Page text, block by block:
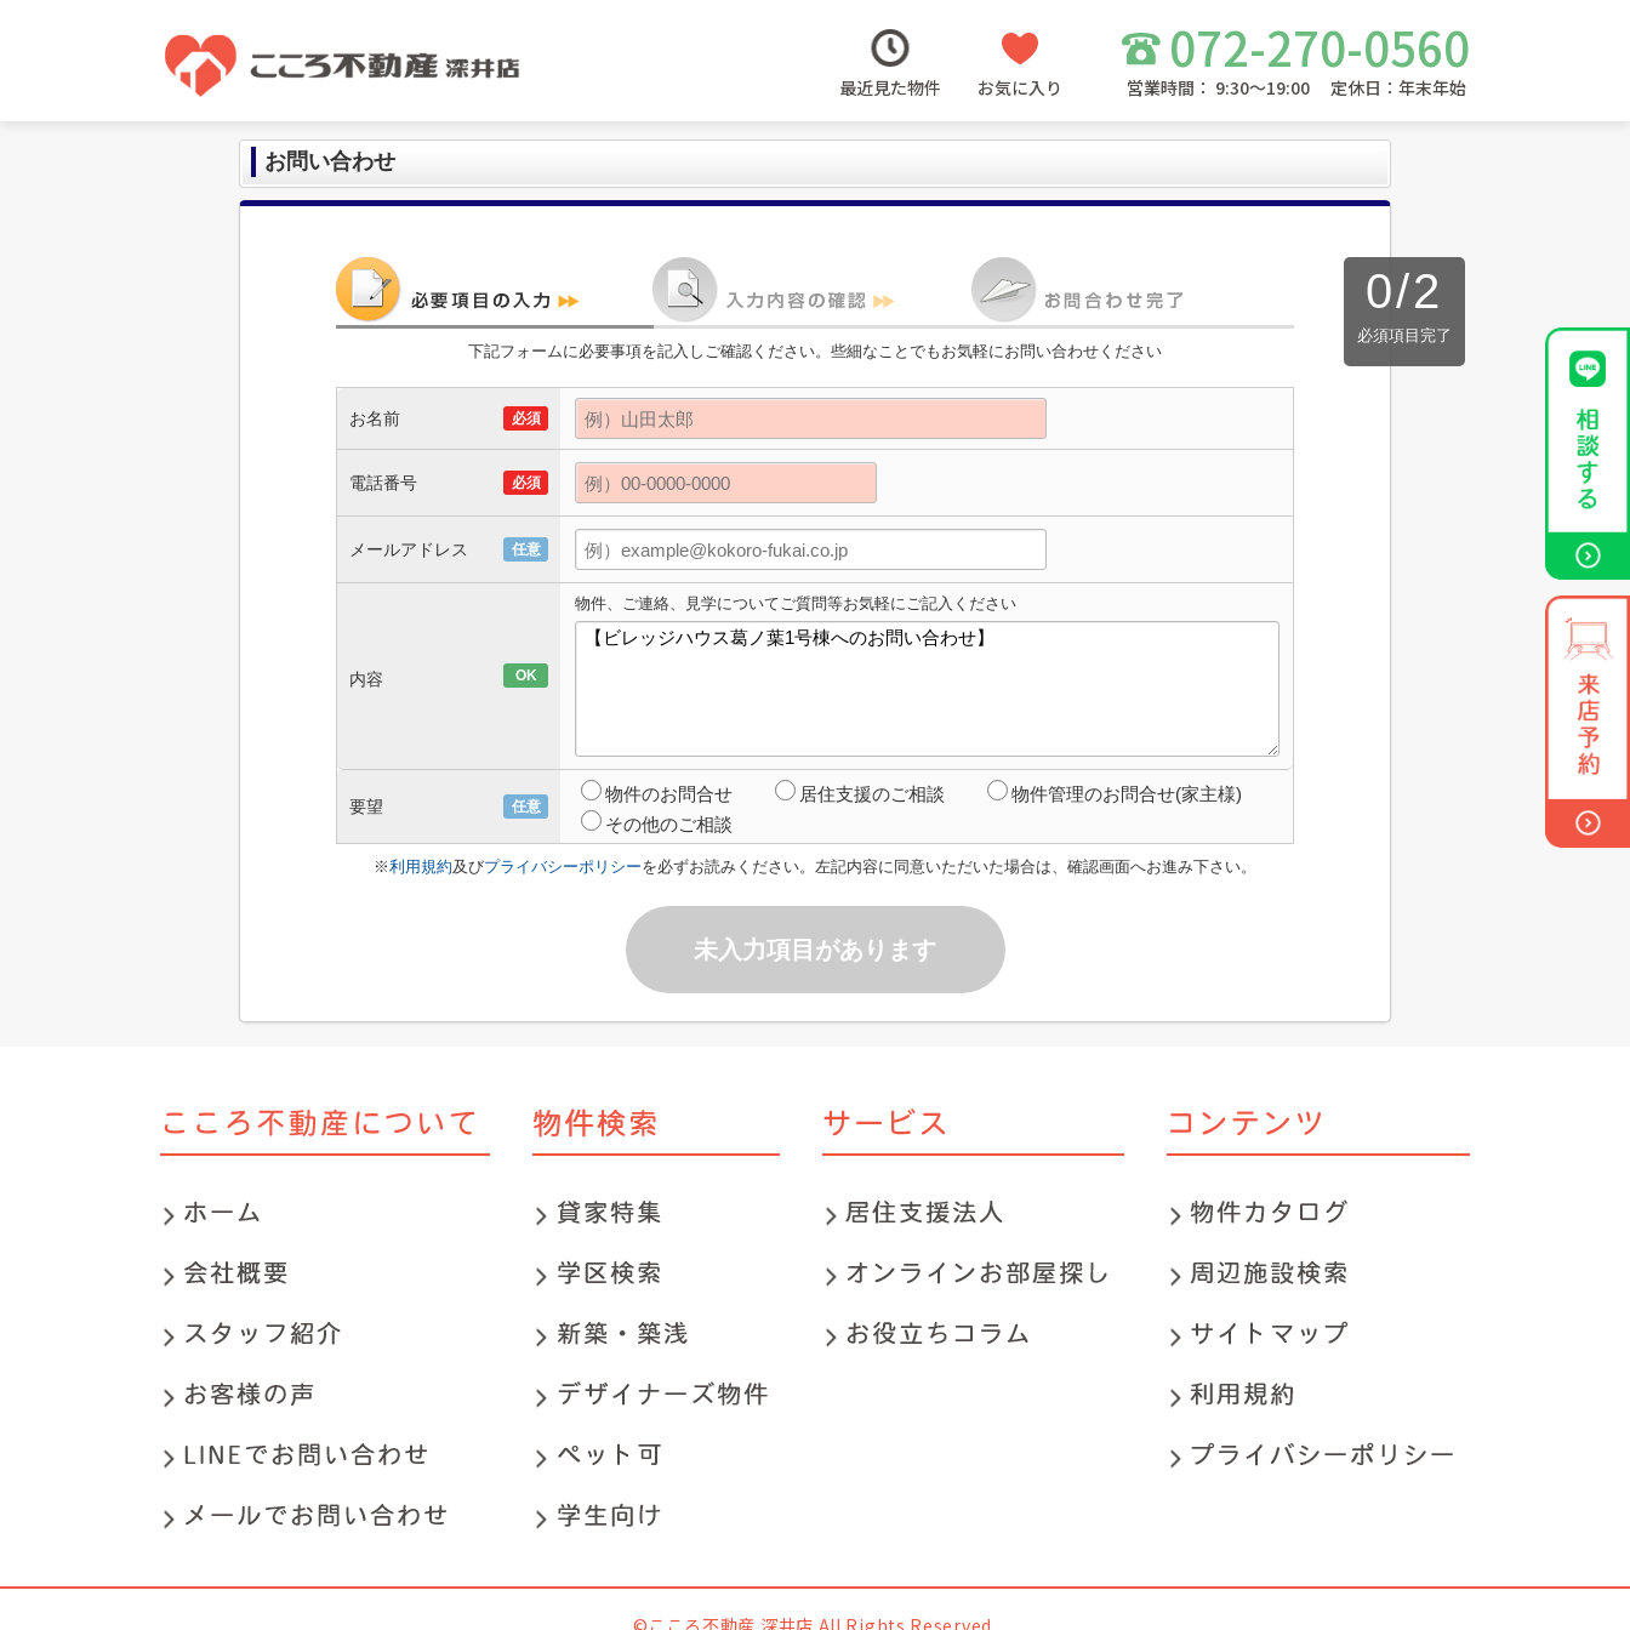
最近見た物件 お気に入り
072-270-0560
営業時間： 9:30～19:00 定休日：年末年始
お問い合わせ
0/2
必須項目完了
下記フォームに必要事項を記入しご確認ください。些細なことでもお気軽にお問い合わせください
お名前 必須
電話番号 必須
メールアドレス 任意
内容 OK
物件、ご連絡、見学についてご質問等お気軽にご記入ください
要望 任意
物件のお問合せ 居住支援のご相談
物件管理のお問合せ(家主様)
その他のご相談
※利用規約及びプライバシーポリシーを必ずお読みください。左記内容に同意いただいた場合は、確認画面へお進み下さい。
未入力項目があります
©こころ不動産 深井店 All Rights Reserved.